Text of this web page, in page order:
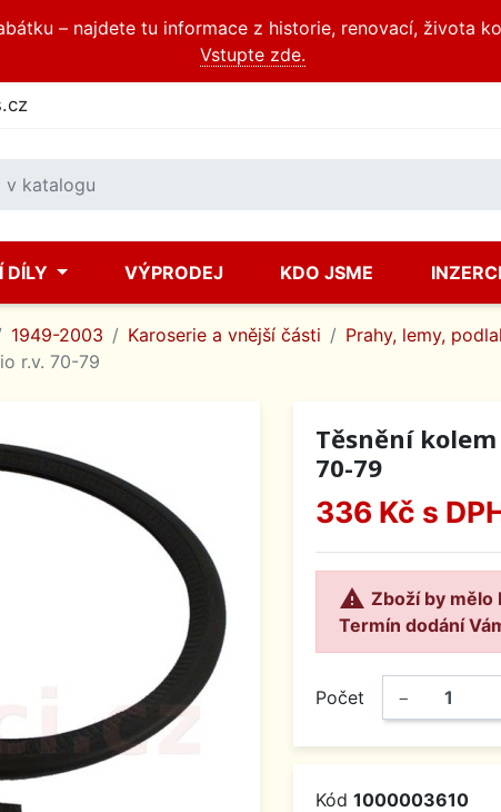
– najdete tu informace z historie, renovací, života
Vstupte zde.
DÍLY VÝPRODEJ KDO JSME
1949-2003 Karoserie a vnější části
Prahy, lemy,
r.v. 70-79
Těsnění
70-79
336 Kč s
 Zboží by mělo
Termín dodání
Počet −
Kód 1000003610